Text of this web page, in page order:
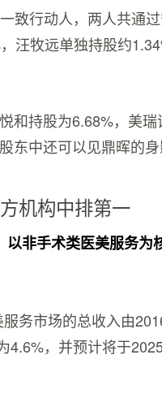
致行动人，两人共通
汪牧远单独持股约
和持股为6.68%，美瑞
东中还可以见鼎晖的身
机构中排第一
非手术类医美服务为
务市场的总收入由
4.6%，并预计将于